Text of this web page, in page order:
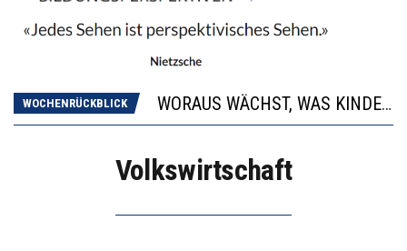
WOCHENRÜCKBLICK
WORAUS WÄCHST, WAS KINDER TRÄGT
“WIR BEOBACHTEN EINEN REGELRECHTEN STURZFLUG BEI DEN LERNLEISTUNGEN”
Volkswirtschaft